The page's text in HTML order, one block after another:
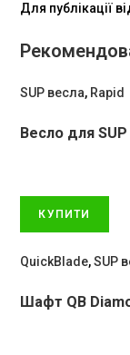
Для публікації
SUP весла, Rapid
Весло для
КУПИТИ
QuickBlade,SUP
Шафт QB